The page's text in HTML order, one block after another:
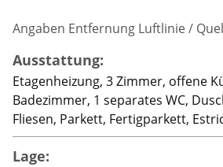
Angaben Entfernung Luftlinie /
Ausstattung:
Etagenheizung, 3 Zimmer, offene
Badezimmer, 1 separates WC,
Fliesen, Parkett, Fertigparkett,
Lage: